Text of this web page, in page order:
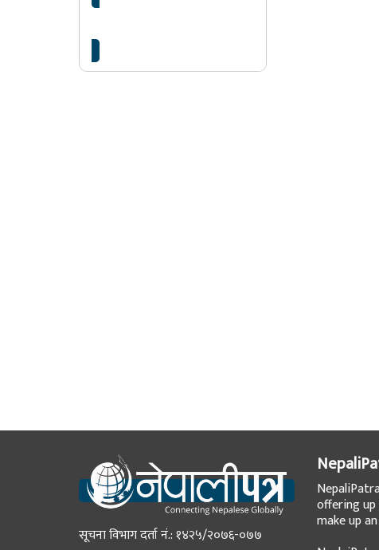
गाजा अस्पतालमा हवाई
आक्रमणः सयौंको मृत्यु
सूचना विभाग दर्ता नं.: १४२५/२०७६-०७७
offering
make up